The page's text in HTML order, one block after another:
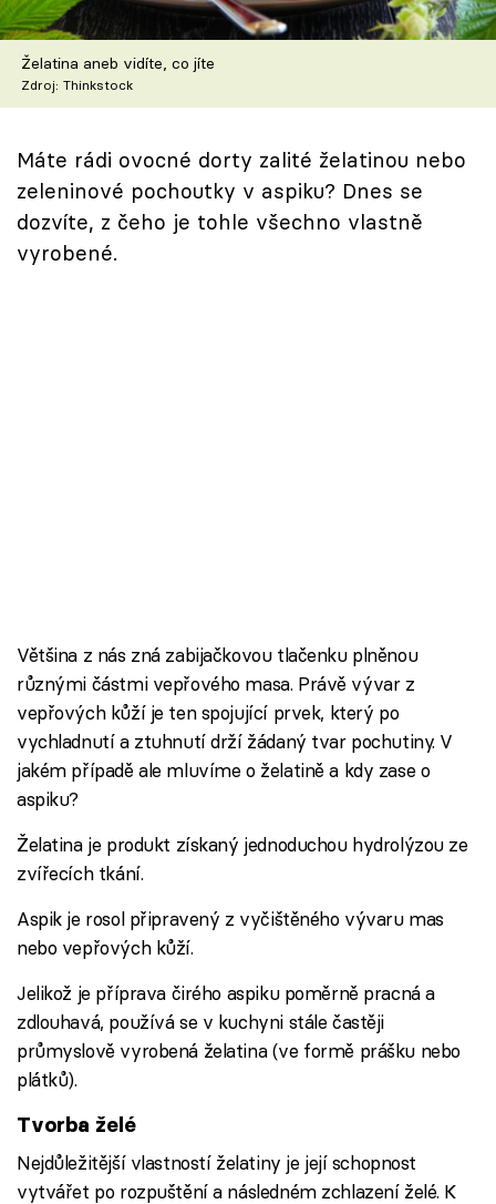
Škola vaření
Recepty z TV
Těhotnej kuchař
Sledujte prima+
Želatina aneb vidíte, co jíte
Zdroj: Thinkstock
Máte rádi ovocné dorty zalité želatinou nebo
zeleninové pochoutky v aspiku? Dnes se
dozvíte, z čeho je tohle všechno vlastně
vyrobené.
Většina z nás zná zabijačkovou tlačenku plněnou
různými částmi vepřového masa. Právě vývar z
vepřových kůží je ten spojující prvek, který po
vychladnutí a ztuhnutí drží žádaný tvar pochutiny. V
jakém případě ale mluvíme o želatině a kdy zase o
aspiku?
Želatina je produkt získaný jednoduchou hydrolýzou ze
zvířecích tkání.
Aspik je rosol připravený z vyčištěného vývaru mas
nebo vepřových kůží.
Jelikož je příprava čirého aspiku poměrně pracná a
zdlouhavá, používá se v kuchyni stále častěji
průmyslově vyrobená želatina (ve formě prášku nebo
plátků).
Tvorba želé
Nejdůležitější vlastností želatiny je její schopnost
vytvářet po rozpuštění a následném zchlazení želé. K